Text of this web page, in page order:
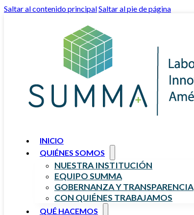
Saltar al contenido principalSaltar al pie de página
INICIO
QUIÉNES SOMOS
NUESTRA INSTITUCIÓN
EQUIPO SUMMA
GOBERNANZA Y TRANSPARENCIA
CON QUIÉNES TRABAJAMOS
QUÉ HACEMOS